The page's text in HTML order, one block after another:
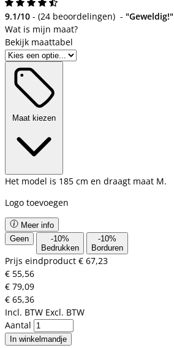
9.1/10 - (24 beoordelingen) - "Geweldig!"
Bekijk maattabel
Maat kiezen
Het model is 185 cm en draagt maat M.
Logo toevoegen
Meer info
Geen
-10%
Bedrukken
-10%
Borduren
Prijs eindproduct € 67,23
€ 55,56
€ 79,09
€ 65,36
Incl. BTW Excl. BTW
Aantal
In winkelmandje